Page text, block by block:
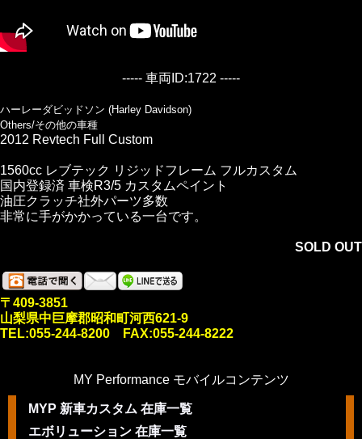
----- 車両ID:1722 -----
ハーレーダビッドソン (Harley Davidson)
Others/その他の車種
2012 Revtech Full Custom
1560cc レブテック リジッドフレーム フルカスタム
国内登録済 車検R3/5 カスタムペイント
油圧クラッチ社外パーツ多数
非常に手がかかっている一台です。
SOLD OUT
〒409-3851
山梨県中巨摩郡昭和町河西621-9
TEL:055-244-8200 FAX:055-244-8222
MY Performance モバイルコンテンツ
MYP 新車カスタム 在庫一覧
エボリューション 在庫一覧